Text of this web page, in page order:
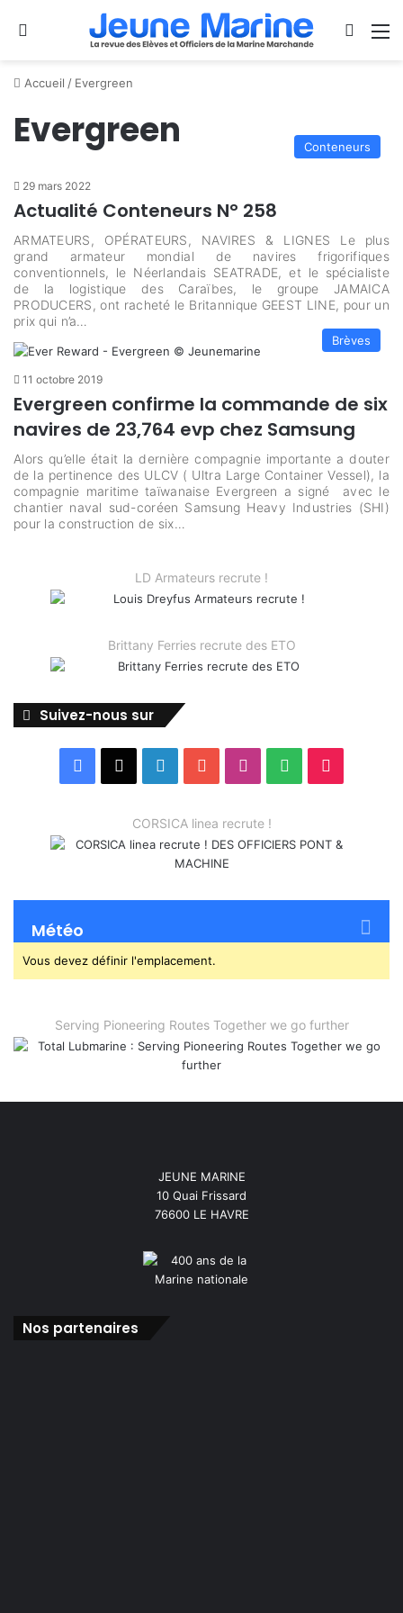
Se connecter
Accueil / Evergreen
Evergreen Conteneurs
29 mars 2022
Actualité Conteneurs N° 258
ARMATEURS, OPÉRATEURS, NAVIRES & LIGNES Le plus
grand armateur mondial de navires frigorifiques
conventionnels, le Néerlandais SEATRADE, et le spécialiste
de la logistique des Caraïbes, le groupe JAMAICA
PRODUCERS, ont racheté le Britannique GEEST LINE, pour un
prix qui n’a…
Brèves
11 octobre 2019
Evergreen confirme la commande de six
navires de 23,764 evp chez Samsung
Alors qu’elle était la dernière compagnie importante a douter
de la pertinence des ULCV ( Ultra Large Container Vessel), la
compagnie maritime taïwanaise Evergreen a signé avec le
chantier naval sud-coréen Samsung Heavy Industries (SHI)
pour la construction de six…
LD Armateurs recrute !
Brittany Ferries recrute des ETO
Suivez-nous sur
Facebook
X LinkedinYouTubeInstagram
Spotify
CORSICA linea recrute !
Météo
Vous devez définir l'emplacement.
Serving Pioneering Routes Together we go further
JEUNE MARINE
10 Quai Frissard
76600 LE HAVRE
Nos partenaires